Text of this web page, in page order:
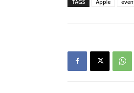
TAGS Apple